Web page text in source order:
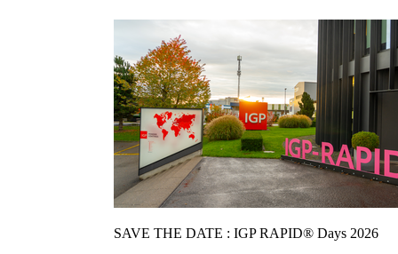
SAVE THE DATE : IGP RAPID® Days 2026